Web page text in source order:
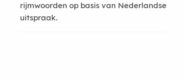
rijmwoorden op basis van Nederlandse
uitspraak.